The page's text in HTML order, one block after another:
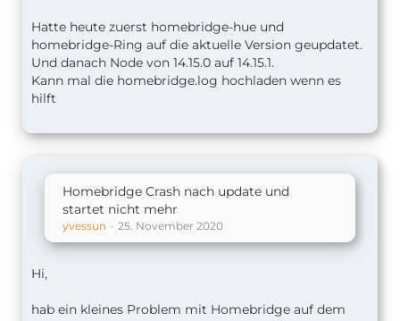
Hatte heute zuerst homebridge-hue und
homebridge-Ring auf die aktuelle Version geupdatet.
Und danach Node von 14.15.0 auf 14.15.1.
Kann mal die homebridge.log hochladen wenn es
hilft
Homebridge Crash nach update und
startet nicht mehr
yvessun 25. November 2020
Hi,
hab ein kleines Problem mit Homebridge auf dem